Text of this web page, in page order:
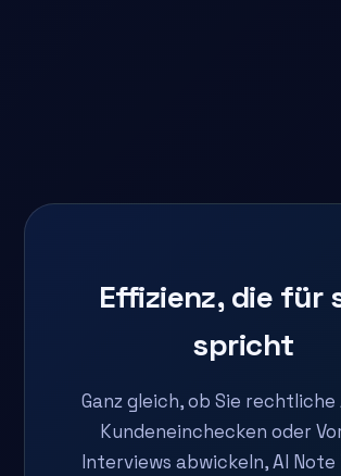
Effizienz, die für
spricht
Ganz gleich, ob Sie
Kundeneinchecken oder
Interviews abwickeln, AI Note